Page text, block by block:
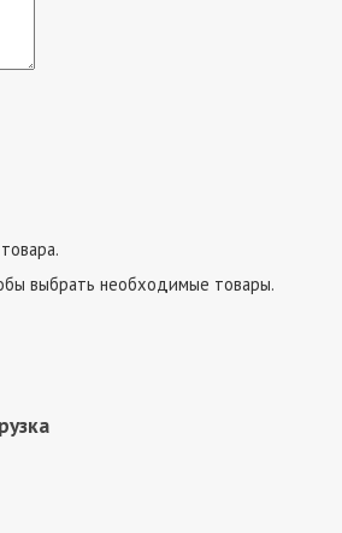
выбрать необходимые товары.